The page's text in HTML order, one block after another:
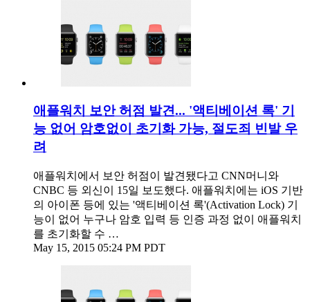
애플워치 보안 허점 발견... '액티베이션 록' 기
능 없어 암호없이 초기화 가능, 절도죄 빈발 우
려
애플워치에서 보안 허점이 발견됐다고 CNN머니와
CNBC 등 외신이 15일 보도했다. 애플워치에는 iOS 기반
의 아이폰 등에 있는 '액티베이션 록'(Activation Lock) 기
능이 없어 누구나 암호 입력 등 인증 과정 없이 애플워치
를 초기화할 수 …
May 15, 2015 05:24 PM PDT